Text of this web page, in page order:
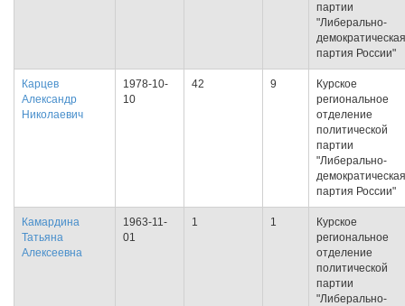
партии
"Либерально-
демократическая
партия России"
Карцев
Александр
Николаевич
1978-10-
10
42 9
Курское
региональное
отделение
политической
партии
"Либерально-
демократическая
партия России"
Камардина
Татьяна
Алексеевна
1963-11-
01
1 1
Курское
региональное
отделение
политической
партии
"Либерально-